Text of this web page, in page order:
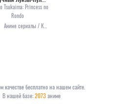
Tsukaima: Princess no
Rondo
Аниме сериалы / Комедия / Романтика / Фэнтези / Этти
качестве бесплатно на нашем сайте.
В нашей базе:2073аниме